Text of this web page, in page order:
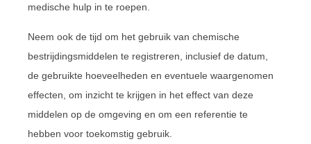
medische hulp in te roepen.
Neem ook de tijd om het gebruik van chemische
bestrijdingsmiddelen te registreren, inclusief de datum,
de gebruikte hoeveelheden en eventuele waargenomen
effecten, om inzicht te krijgen in het effect van deze
middelen op de omgeving en om een referentie te
hebben voor toekomstig gebruik.